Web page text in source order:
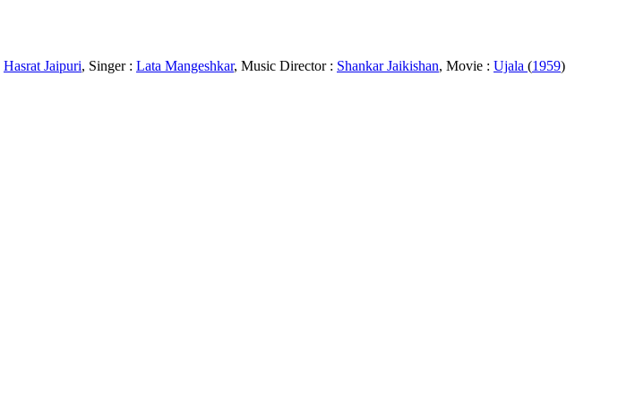
Hasrat Jaipuri, Singer : Lata Mangeshkar, Music Director : Shankar Jaikishan, Movie : Ujala (1959)